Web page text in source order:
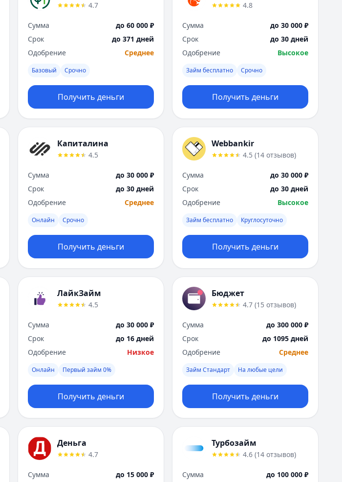
4.7
Сумма
до 60 000 ₽
Срок
до 371 дней
Одобрение
Среднее
Базовый Срочно
Получить деньги
4.8
Сумма
до 30 000 ₽
Срок
до 30 дней
Одобрение
Высокое
Займ бесплатно Срочно
Получить деньги
Капиталина
4.5
Сумма
до 30 000 ₽
Срок
до 30 дней
Одобрение
Среднее
Онлайн Срочно
Получить деньги
Webbankir
4.5 (14 отзывов)
Сумма
до 30 000 ₽
Срок
до 30 дней
Одобрение
Высокое
Займ бесплатно Круглосуточно
Получить деньги
ЛайкЗайм
4.5
Сумма
до 30 000 ₽
Срок
до 16 дней
Одобрение
Низкое
Онлайн Первый займ 0%
Получить деньги
Бюджет
4.7 (15 отзывов)
Сумма
до 300 000 ₽
Срок
до 1095 дней
Одобрение
Среднее
Займ Стандарт На любые цели
Получить деньги
Деньга
4.7
Сумма до 15 000 ₽
Турбозайм
4.6 (14 отзывов)
Сумма до 100 000 ₽